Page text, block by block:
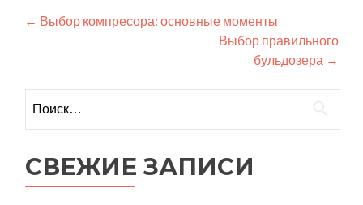
Навигация
записям
← Выбор компресора: основные моменты
Выбор правильного
бульдозера →
СВЕЖИЕ ЗАПИСИ